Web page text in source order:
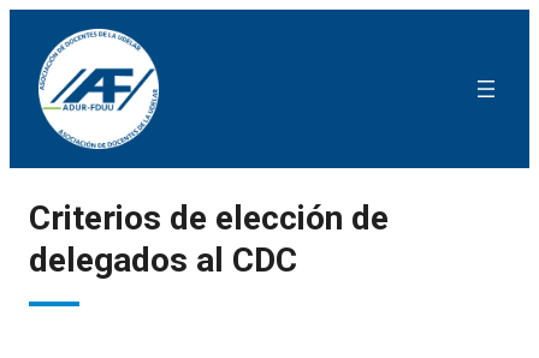
Criterios de elección de
delegados al CDC